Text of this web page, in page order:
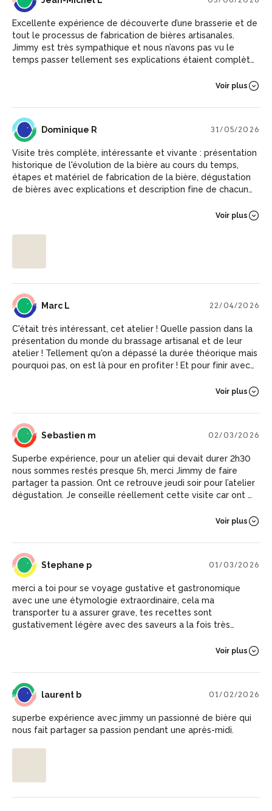
Excellente expérience de découverte d’une brasserie et de
tout le processus de fabrication de bières artisanales.
Jimmy est très sympathique et nous n’avons pas vu le
temps passer tellement ses explications étaient complètes
d’apprécier le fruit de son travail parfaitement maîtrisé.
Voir plus
DR Dominique R 31/05/2026
Visite très complète, intéressante et vivante : présentation
historique de l'évolution de la bière au cours du temps,
étapes et matériel de fabrication de la bière, dégustation
de bières avec explications et description fine de chacune.
Voir plus
ML Marc L 22/04/2026
C'était très intéressant, cet atelier ! Quelle passion dans la
présentation du monde du brassage artisanal et de leur
atelier ! Tellement qu'on a dépassé la durée théorique mais
pourquoi pas, on est là pour en profiter ! Et pour finir avec
Voir plus
SM Sebastien m 02/03/2026
Superbe expérience, pour un atelier qui devait durer 2h30
nous sommes restés presque 5h, merci Jimmy de faire
partager ta passion. Ont ce retrouve jeudi soir pour l’atelier
dégustation. Je conseille réellement cette visite car ont se
Voir plus
SP Stephane p 01/03/2026
merci a toi pour se voyage gustative et gastronomique
avec une une étymologie extraordinaire, cela ma
transporter tu a assurer grave, tes recettes sont
gustativement légère avec des saveurs a la fois très
faire l'atelier association bière et mets gastronomique avec
Voir plus
LB laurent b 01/02/2026
superbe expérience avec jimmy un passionné de bière qui
nous fait partager sa passion pendant une après-midi.